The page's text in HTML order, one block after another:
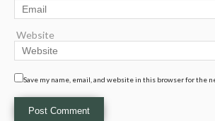
Website
Save my name, email, and website in this browser for the